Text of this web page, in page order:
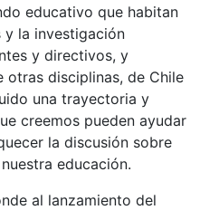
educativo que habitan
la investigación
y directivos, y
otras disciplinas, de Chile
una trayectoria y
creemos pueden ayudar
la discusión sobre
educación.
al lanzamiento del